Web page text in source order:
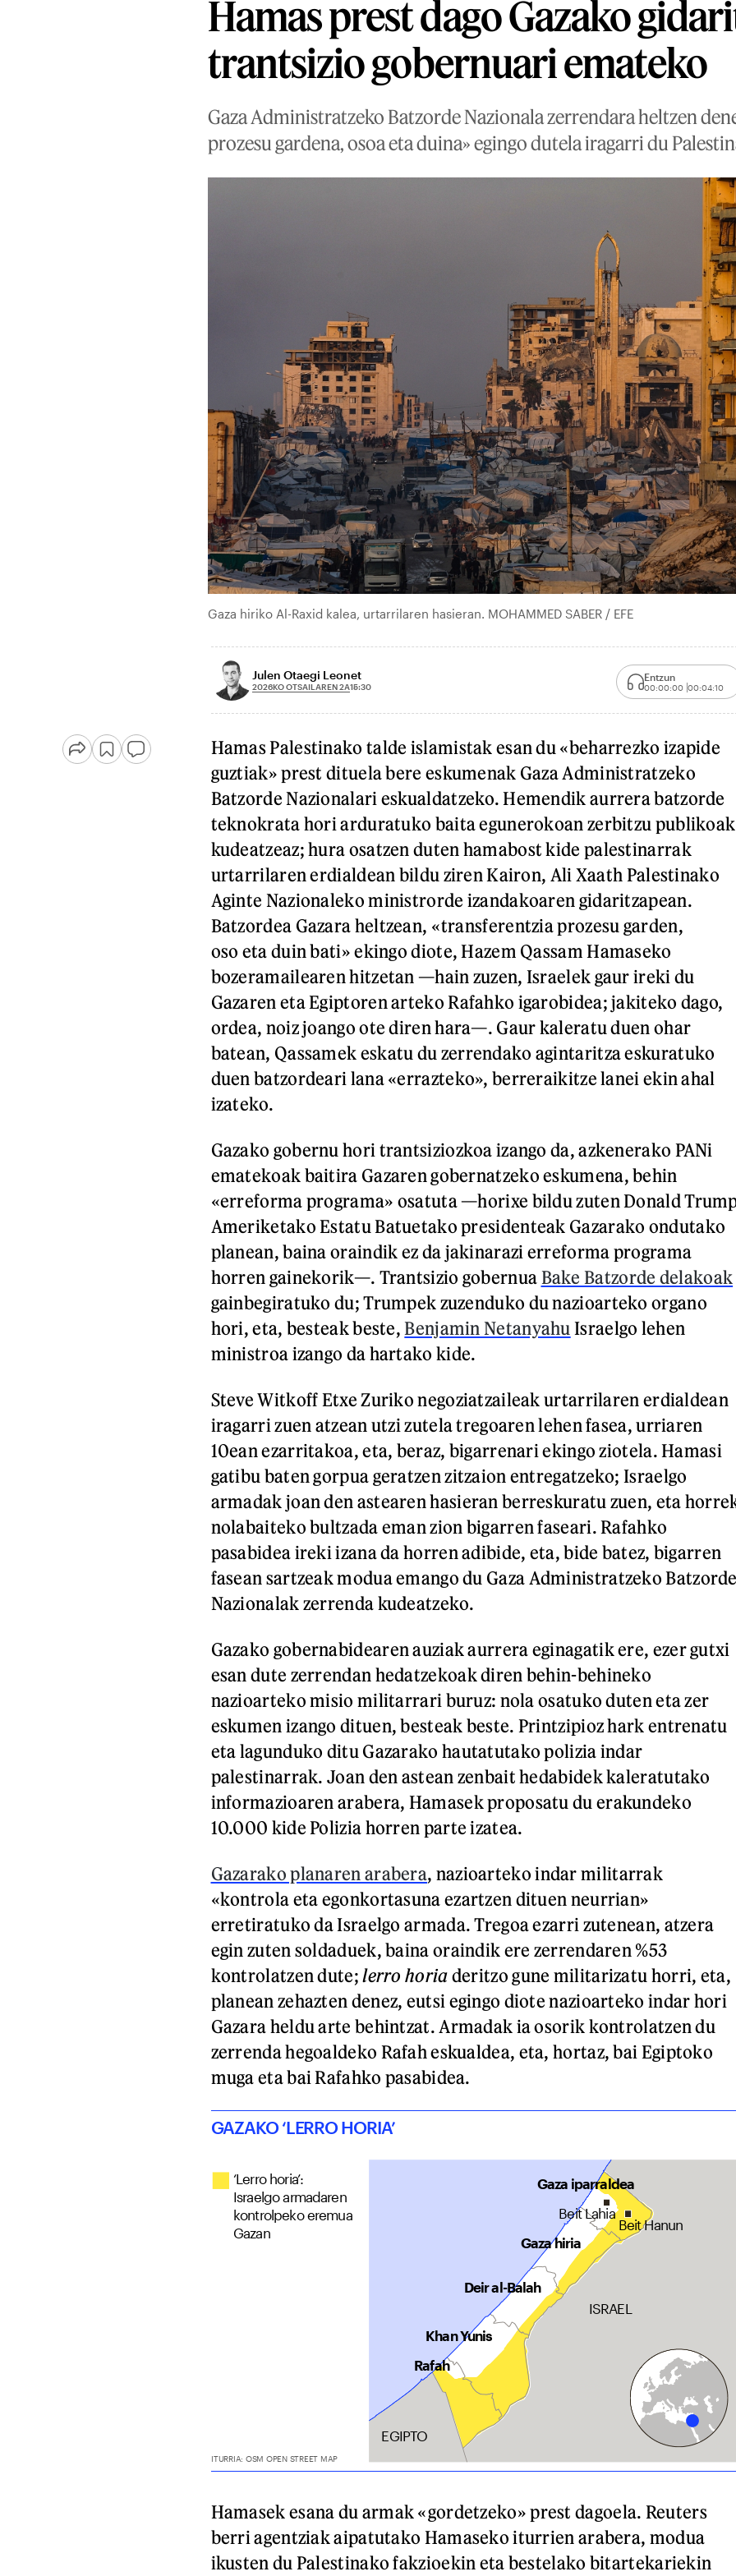
Hamas prest dago Gazako
trantsizio gobernuari emateko
Gaza Administratzeko Batzorde Nazionala zerrendara heltzen
prozesu gardena, osoa eta duina» egingo dutela iragarri du
Gaza hiriko Al-Raxid kalea, urtarrilaren hasieran. MOHAMMED SABER / EFE
Julen Otaegi Leonet
2026KO OTSAILAREN 2A15:30
Entzun
00:00:00 00:04:10
Hamas Palestinako talde islamistak esan du «beharrezko izapide
guztiak» prest dituela bere eskumenak Gaza Administratzeko
Batzorde Nazionalari eskualdatzeko. Hemendik aurrera batzorde
teknokrata hori arduratuko baita egunerokoan zerbitzu publikoak
kudeatzeaz; hura osatzen duten hamabost kide palestinarrak
urtarrilaren erdialdean bildu ziren Kairon, Ali Xaath Palestinako
Aginte Nazionaleko ministrorde izandakoaren gidaritzapean.
Batzordea Gazara heltzean, «transferentzia prozesu garden,
oso eta duin bati» ekingo diote, Hazem Qassam Hamaseko
bozeramailearen hitzetan —hain zuzen, Israelek gaur ireki du
Gazaren eta Egiptoren arteko Rafahko igarobidea; jakiteko dago,
ordea, noiz joango ote diren hara—. Gaur kaleratu duen ohar
batean, Qassamek eskatu du zerrendako agintaritza eskuratuko
duen batzordeari lana «errazteko», berreraikitze lanei ekin ahal
izateko.
Gazako gobernu hori trantsiziozkoa izango da, azkenerako PANi
ematekoak baitira Gazaren gobernatzeko eskumena, behin
«erreforma programa» osatuta —horixe bildu zuten Donald
Ameriketako Estatu Batuetako presidenteak Gazarako ondutako
planean, baina oraindik ez da jakinarazi erreforma programa
horren gainekorik—. Trantsizio gobernua Bake Batzorde delakoak
gainbegiratuko du; Trumpek zuzenduko du nazioarteko organo
hori, eta, besteak beste,Benjamin Netanyahu Israelgo lehen
ministroa izango da hartako kide.
Steve Witkoff Etxe Zuriko negoziatzaileak urtarrilaren erdialdean
iragarri zuen atzean utzi zutela tregoaren lehen fasea, urriaren
10ean ezarritakoa, eta, beraz, bigarrenari ekingo ziotela. Hamasi
gatibu baten gorpua geratzen zitzaion entregatzeko; Israelgo
armadak joan den astearen hasieran berreskuratu zuen, eta
nolabaiteko bultzada eman zion bigarren faseari. Rafahko
pasabidea ireki izana da horren adibide, eta, bide batez, bigarren
fasean sartzeak modua emango du Gaza Administratzeko Batzorde
Nazionalak zerrenda kudeatzeko.
Gazako gobernabidearen auziak aurrera eginagatik ere, ezer gutxi
esan dute zerrendan hedatzekoak diren behin-behineko
nazioarteko misio militarrari buruz: nola osatuko duten eta zer
eskumen izango dituen, besteak beste. Printzipioz hark entrenatu
eta lagunduko ditu Gazarako hautatutako polizia indar
palestinarrak. Joan den astean zenbait hedabidek kaleratutako
informazioaren arabera, Hamasek proposatu du erakundeko
10.000 kide Polizia horren parte izatea.
Gazarako planaren arabera, nazioarteko indar militarrak
«kontrola eta egonkortasuna ezartzen dituen neurrian»
erretiratuko da Israelgo armada. Tregoa ezarri zutenean, atzera
egin zuten soldaduek, baina oraindik ere zerrendaren %53
kontrolatzen dute;lerro horia deritzo gune militarizatu horri, eta,
planean zehazten denez, eutsi egingo diote nazioarteko indar hori
Gazara heldu arte behintzat. Armadak ia osorik kontrolatzen du
zerrenda hegoaldeko Rafah eskualdea, eta, hortaz, bai Egiptoko
muga eta bai Rafahko pasabidea.
Hamasek esana du armak «gordetzeko» prest dagoela. Reuters
berri agentziak aipatutako Hamaseko iturrien arabera, modua
ikusten du Palestinako fakzioekin eta bestelako bitartekariekin